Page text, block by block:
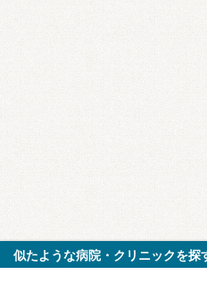
似たような病院・クリニックを探